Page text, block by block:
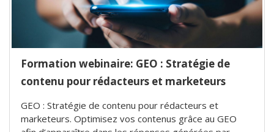
Formation webinaire: GEO : Stratégie de
contenu pour rédacteurs et marketeurs
GEO : Stratégie de contenu pour rédacteurs et
marketeurs. Optimisez vos contenus grâce au GEO